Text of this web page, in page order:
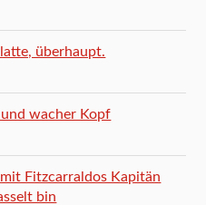
überhaupt.
wacher Kopf
Fitzcarraldos Kapitän
bin